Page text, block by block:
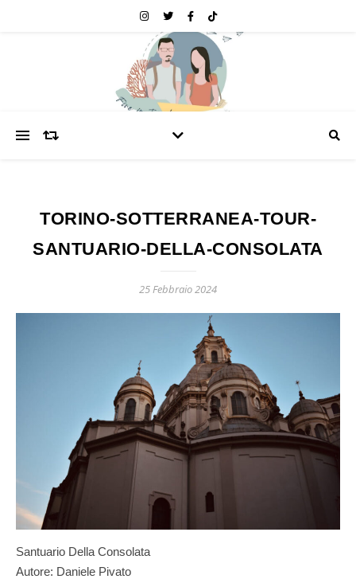
TORINO-SOTTERRANEA-TOUR-
SANTUARIO-DELLA-CONSOLATA
25 Febbraio 2024
Santuario Della Consolata
Autore: Daniele Pivato